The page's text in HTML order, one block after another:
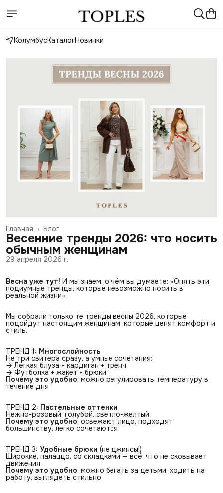
КолумбусКаталогНовинки
Блог
Главная ›
Весенние тренды 2026: что носить
обычным женщинам
29 апреля 2026 г.
Весна уже тут! И мы знаем, о чём вы думаете: «Опять эти
подиумные тренды, которые невозможно носить в
реальной жизни».
Мы собрали только те тренды весны 2026, которые
подойдут настоящим женщинам, которые ценят комфорт и
стиль.
ТРЕНД 1: Многослойность
Не три свитера сразу, а умные сочетания:
→ Лёгкая блуза + кардиган + тренч
→ Футболка + жакет + брюки
Почему это удобно: можно регулировать температуру в
течение дня
ТРЕНД 2: Пастельные оттенки
Нежно-розовый, голубой, светло-желтый
Почему это удобно: освежают лицо, подходят
большинству, легко сочетаются
ТРЕНД 3: Удобные брюки (не джинсы!)
Широкие, палаццо, со складками — всё, что не сковывает
движения
Почему это удобно: можно бегать за детьми, ходить на
работу, выглядеть стильно